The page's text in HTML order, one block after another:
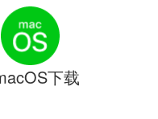
下载